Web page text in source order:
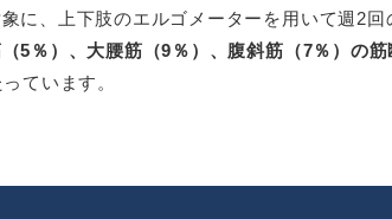
に、上下肢のエルゴメーターを用いて週2回
5％）、大腰筋（9％）、腹斜筋（7％）の筋
ています。